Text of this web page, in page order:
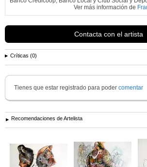
Ver más información de
Contacta con el artista
Críticas (0)
Tienes que estar registrado para poder comentar
Recomendaciones de Artelista